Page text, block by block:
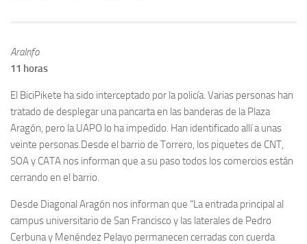
AraInfo
11 horas
El BiciPikete ha sido interceptado por la policía. Varias personas han
tratado de desplegar una pancarta en las banderas de la Plaza
Aragón, pero la UAPO lo ha impedido. Han identificado allí a unas
veinte personas.Desde el barrio de Torrero, los piquetes de CNT,
SOA y CATA nos informan que a su paso todos los comercios están
cerrando en el barrio.
Desde Diagonal Aragón nos informan que “La entrada principal al
campus universitario de San Francisco y las laterales de Pedro
Cerbuna y Menéndez Pelayo permanecen cerradas con cuerda